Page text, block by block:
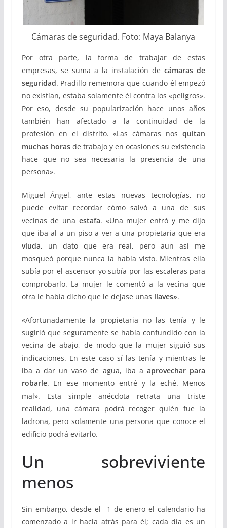
Cámaras de seguridad. Foto: Maya Balanya
Por otra parte, la forma de trabajar de estas
empresas, se suma a la instalación decámaras de
seguridad. Pradillo rememora que cuando él empezó
no existían, estaba solamente él contra los «peligros».
Por eso, desde su popularización hace unos años
también han afectado a la continuidad de la
profesión en el distrito. «Las cámaras nosquitan
muchas horasde trabajo y en ocasiones su existencia
hace que no sea necesaria la presencia de una
persona».
Miguel Ángel, ante estas nuevas tecnologías, no
puede evitar recordar cómo salvó a una de sus
vecinas de una estafa. «Una mujer entró y me dijo
que iba al a un piso a ver a una propietaria que era
viuda, un dato que era real, pero aun así me
mosqueó porque nunca la había visto. Mientras ella
subía por el ascensor yo subía por las escaleras para
comprobarlo. La mujer le comentó a la vecina que
otra le había dicho que le dejase unas llaves».
«Afortunadamente la propietaria no las tenía y le
sugirió que seguramente se había confundido con la
vecina de abajo, de modo que la mujer siguió sus
indicaciones. En este caso sí las tenía y mientras le
iba a dar un vaso de agua, iba aaprovechar para
robarle. En ese momento entré y la eché. Menos
mal». Esta simple anécdota retrata una triste
realidad, una cámara podrá recoger quién fue la
ladrona, pero solamente una persona que conoce el
edificio podrá evitarlo.
Un sobreviviente
menos
Sin embargo, desde el 1 de enero el calendario ha
comenzado a ir hacia atrás para él; cada día es un